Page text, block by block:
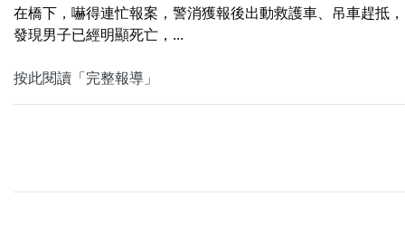
在橋下，嚇得連忙報案，警消獲報後出動救護車、吊車趕抵，
發現男子已經明顯死亡，...
按此閱讀「完整報導」